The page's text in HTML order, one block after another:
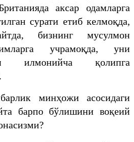
аксар одамларга
сурати етиб келмоқда,
бизнинг мусулмон
учрамоқда, уни
илмонийча қолипга
минҳожи асосидаги
барпо бўлишини воқеий